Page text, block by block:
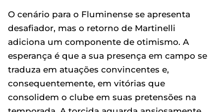
O cenário para o Fluminense se apresenta
desafiador, mas o retorno de Martinelli
adiciona um componente de otimismo. A
esperança é que a sua presença em campo se
traduza em atuações convincentes e,
consequentemente, em vitórias que
consolidem o clube em suas pretensões na